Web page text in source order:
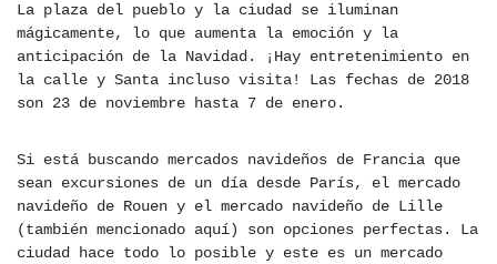
La plaza del pueblo y la ciudad se iluminan
mágicamente, lo que aumenta la emoción y la
anticipación de la Navidad. ¡Hay entretenimiento en
la calle y Santa incluso visita! Las fechas de 2018
son 23 de noviembre hasta 7 de enero.
Si está buscando mercados navideños de Francia que
sean excursiones de un día desde París, el mercado
navideño de Rouen y el mercado navideño de Lille
(también mencionado aquí) son opciones perfectas. La
ciudad hace todo lo posible y este es un mercado